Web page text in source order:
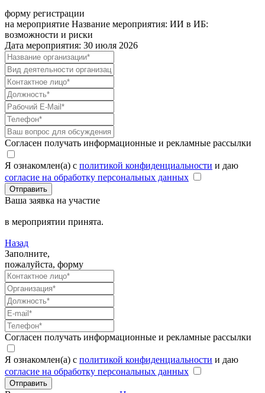
форму регистрации
на мероприятие Название мероприятия: ИИ в ИБ:
возможности и риски
Дата мероприятия: 30 июля 2026
Согласен получать информационные и рекламные рассылки
Я ознакомлен(а) с политикой конфиденциальности и даю
согласие на обработку персональных данных
Отправить
Ваша заявка на участие
в мероприятии принята.
Назад
Заполните,
пожалуйста, форму
Согласен получать информационные и рекламные рассылки
Я ознакомлен(а) с политикой конфиденциальности и даю
согласие на обработку персональных данных
Отправить